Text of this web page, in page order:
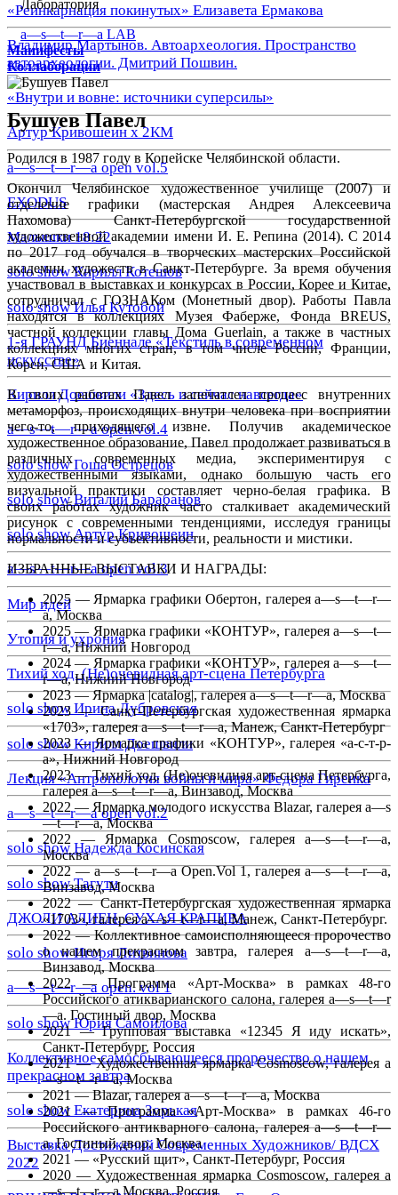
«Реинкарнация покинутых» Елизавета Ермакова
Владимир Мартынов. Автоархеология. Пространство
автоархеологии. Дмитрий Пошвин.
«Внутри и вовне: источники суперсилы»
Артур Кривошеин х 2КМ
a—s—t—r—a open vol.5
EXODUS
Малышки 18:22
solo show Кирилл Котешов
solo show Илья Кутобой
1-я ГРАУНД Биеннале «Текстиль в современном
искусстве»
Кирилл Доешвили «Здесь и сейчас навсегда»
a—s—t—r—a open vol.4
solo show Гоша Острецов
solo show Виталий Барабанов
solo show Артур Кривошеин
a—s—t—r—a open vol.3
Мир идей
Утопия и ухрония
Тихий ход. (Не)очевидная арт-сцена Петербурга
solo show Ирина Дубровская
solo show Кирилл Доешвили
Лекция «Антропология войны и мира» Федора Гиренка
a—s—t—r—a open vol.2
solo show Надежда Косинская
solo show Тагути
ДЖОЛИ АЛИЕН. СУХАЯ КРАПИВА
solo show Игоря Литвинова
a—s—t—r—a open. vol 1
solo show Юрия Самойлова
Коллективное самосбывающееся пророчество о нашем
прекрасном завтра
solo show Екатерина Зорькая
Выставка Достижений Современных Художников/ ВДСХ
2022
Лаборатория
a—s—t—r—a LAB
Манифесты
Коллаборации
Бушуев Павел
Родился в 1987 году в Копейске Челябинской области.
Окончил Челябинское художественное училище (2007) и
отделение графики (мастерская Андрея Алексеевича
Пахомова) Санкт-Петербургской государственной
художественной академии имени И. Е. Репина (2014). С 2014
по 2017 год обучался в творческих мастерских Российской
академии художеств в Санкт-Петербурге. За время обучения
участвовал в выставках и конкурсах в России, Корее и Китае,
сотрудничал с ГОЗНАКом (Монетный двор). Работы Павла
находятся в коллекциях Музея Фаберже, Фонда BREUS,
частной коллекции главы Дома Guerlain, а также в частных
коллекциях многих стран, в том числе России, Франции,
Кореи, США и Китая.
В своих работах Павел запечатлел процесс внутренних
метаморфоз, происходящих внутри человека при восприятии
чего-то, приходящего извне. Получив академическое
художественное образование, Павел продолжает развиваться в
различных современных медиа, экспериментируя с
художественными языками, однако большую часть его
визуальной практики составляет черно-белая графика. В
своих работах художник часто сталкивает академический
рисунок с современными тенденциями, исследуя границы
нормальности и субъективности, реальности и мистики.
ИЗБРАННЫЕ ВЫСТАВКИ И НАГРАДЫ:
2025 — Ярмарка графики Обертон, галерея a—s—t—r—
a, Москва
2025 — Ярмарка графики «КОНТУР», галерея a—s—t—
r—a, Нижний Новгород
2024 — Ярмарка графики «КОНТУР», галерея a—s—t—
r—a, Нижний Новгород
2023 — Ярмарка |catalog|, галерея a—s—t—r—a, Москва
2023 — Санкт-Петербургская художественная ярмарка
«1703», галерея a—s—t—r—a, Манеж, Санкт-Петербург
2023 — Ярмарка графики «КОНТУР», галерея «а-с-т-р-
а», Нижний Новгород
2023 — Тихий ход. (Не)очевидная арт-сцена Петербурга,
галерея a—s—t—r—a, Винзавод, Москва
2022 — Ярмарка молодого искусства Blazar, галерея a—s
—t—r—a, Москва
2022 — Ярмарка Cosmoscow, галерея a—s—t—r—a,
Москва
2022 — a—s—t—r—a Open.Vol 1, галерея a—s—t—r—a,
Винзавод, Москва
2022 — Санкт-Петербургская художественная ярмарка
«1703», галерея a—s—t—r—a, Манеж, Санкт-Петербург.
2022 — Коллективное самоисполняющееся пророчество
о нашем прекрасном завтра, галерея a—s—t—r—a,
Винзавод, Москва
2022 — Программа «Арт-Москва» в рамках 48-го
Российского атикварианского салона, галерея a—s—t—r
—a. Гостиный двор, Москва
2021 — Групповая выставка «12345 Я иду искать»,
Санкт-Петербург, Россия
2021 — Художественная ярмарка Cosmoscow, галерея a
—s—t—r—a, Москва
2021 — Blazar, галерея a—s—t—r—a, Москва
2021 — Программа «Арт-Москва» в рамках 46-го
Российского антикварного салона, галерея a—s—t—r—
a. Гостиный двор, Москва
2021 — «Русский щит», Санкт-Петербург, Россия
2020 — Художественная ярмарка Cosmoscow, галерея a
—s—t—r—a Москва, Россия